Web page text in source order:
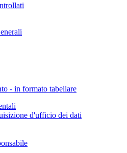
- in formato tabellare
d'ufficio dei dati